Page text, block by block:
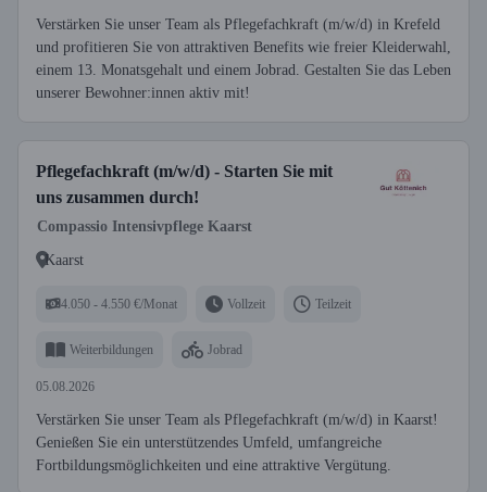
Verstärken Sie unser Team als Pflegefachkraft (m/w/d) in Krefeld
und profitieren Sie von attraktiven Benefits wie freier Kleiderwahl,
einem 13. Monatsgehalt und einem Jobrad. Gestalten Sie das Leben
unserer Bewohner:innen aktiv mit!
Pflegefachkraft (m/w/d) - Starten Sie mit
uns zusammen durch!
Compassio Intensivpflege Kaarst
Kaarst
4.050 - 4.550 €/Monat Vollzeit Teilzeit
Weiterbildungen Jobrad
05.08.2026
Verstärken Sie unser Team als Pflegefachkraft (m/w/d) in Kaarst!
Genießen Sie ein unterstützendes Umfeld, umfangreiche
Fortbildungsmöglichkeiten und eine attraktive Vergütung.